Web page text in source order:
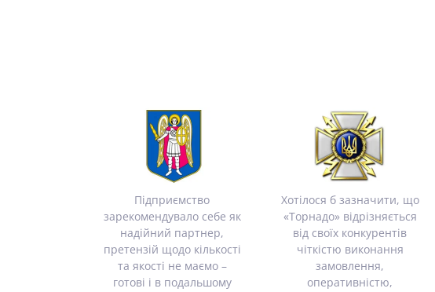
Підприємство
зарекомендувало себе як
надійний партнер,
претензій щодо кількості
та якості не маємо –
готові і в подальшому
Хотілося б зазначити, що
«Торнадо» відрізняється
від своїх конкурентів
чіткістю виконання
замовлення,
оперативністю,